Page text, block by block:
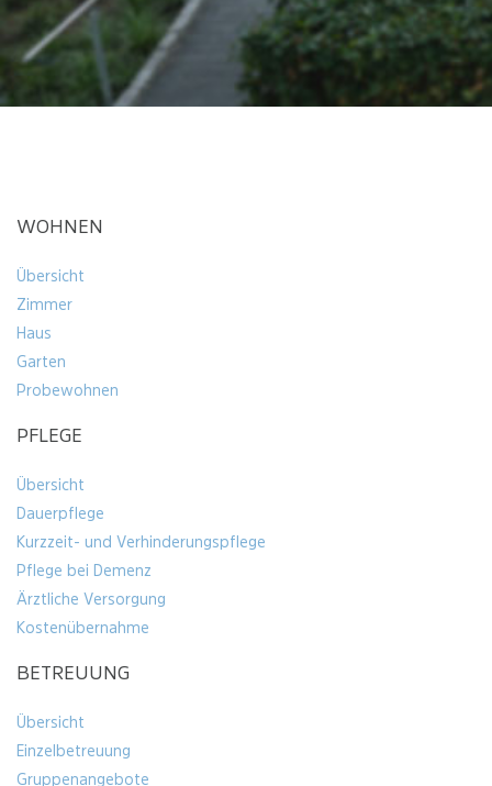
Kontaktanfrage
Name*
Ihre
Nachricht
Bitte
um
Rückruf
Bitte um Rückruf
Bitte
von
Infomaterial
per
Bitte um Zusendung von Infomaterial per Post
um
Zusendung
von
Preise) per E-Mail
Ich
Ich habe die
WOHNEN
Übersicht
Zimmer
Haus
Garten
Probewohnen
PFLEGE
Übersicht
Dauerpflege
Kurzzeit- und Verhinderungspflege
Pflege bei Demenz
Ärztliche Versorgung
Kostenübernahme
BETREUUNG
Übersicht
Einzelbetreuung
Gruppenangebote